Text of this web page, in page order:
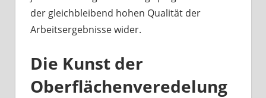
der gleichbleibend hohen Qualität der
Arbeitsergebnisse wider.
Die Kunst der
Oberflächenveredelung